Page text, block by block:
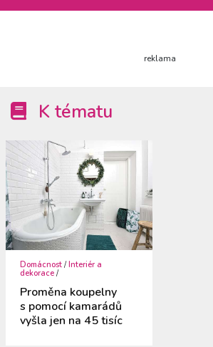
reklama
K tématu
Domácnost / Interiér a
dekorace /
Proměna koupelny
s pomocí kamarádů
vyšla jen na 45 tisíc